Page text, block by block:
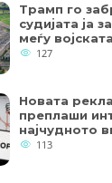
Трамп го
судијата ја
меѓу
127
Новата
преплаши
најчудното
113